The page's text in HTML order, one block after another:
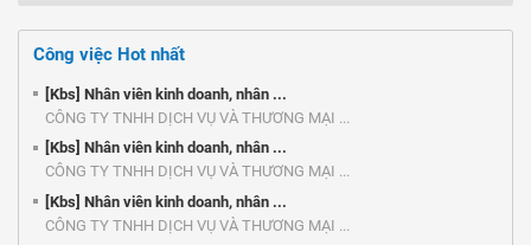
Công việc Hot nhất
[Kbs] Nhân viên kinh doanh, nhân ...
CÔNG TY TNHH DỊCH VỤ VÀ THƯƠNG MẠI ...
[Kbs] Nhân viên kinh doanh, nhân ...
CÔNG TY TNHH DỊCH VỤ VÀ THƯƠNG MẠI ...
[Kbs] Nhân viên kinh doanh, nhân ...
CÔNG TY TNHH DỊCH VỤ VÀ THƯƠNG MẠI ...